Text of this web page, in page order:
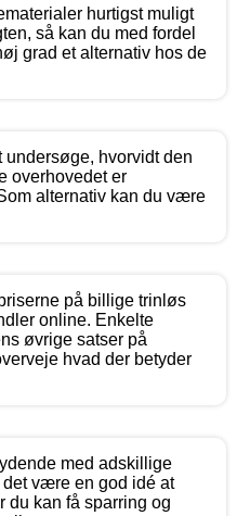
hurtigst muligt
så kan du med fordel
grad et alternativ hos de
undersøge, hvorvidt den
overhovedet er
alternativ kan du være
på billige trinløs
online. Enkelte
øvrige satser på
hvad der betyder
med adskillige
være en god idé at
du kan få sparring og